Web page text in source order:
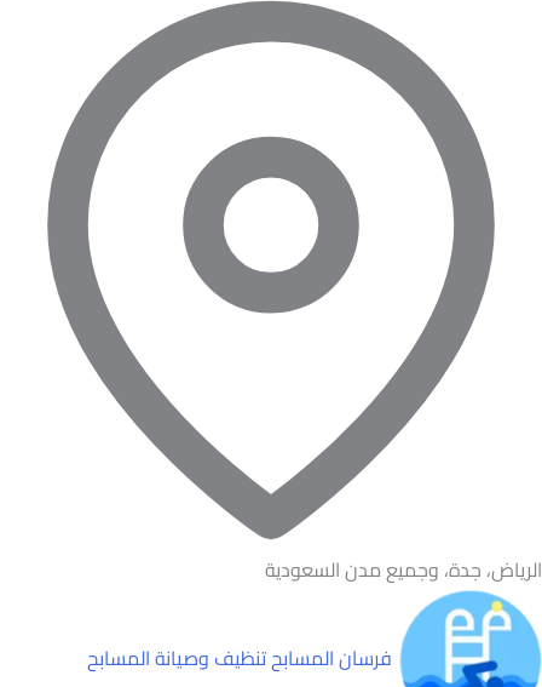
الرياض، جدة، وجميع مدن السعودية
فرسان المسابحتنظيف وصيانة المسابح